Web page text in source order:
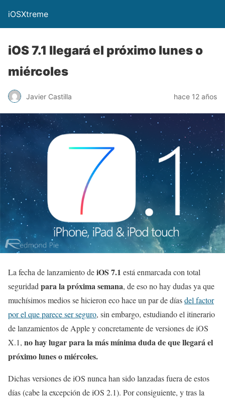
iOSXtreme
iOS 7.1 llegará el próximo lunes o
miércoles
Javier Castilla hace 12 años
La fecha de lanzamiento deiOS 7.1 está enmarcada con total
seguridad para la próxima semana, de eso no hay dudas ya que
muchísimos medios se hicieron eco hace un par de díasdel factor
por el que parece ser seguro, sin embargo, estudiando el itinerario
de lanzamientos de Apple y concretamente de versiones de iOS
X.1, no hay lugar para la más mínima duda de que llegará el
próximo lunes o miércoles.
Dichas versiones de iOS nunca han sido lanzadas fuera de estos
días (cabe la excepción de iOS 2.1). Por consiguiente, y tras la